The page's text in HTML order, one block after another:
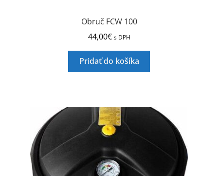
Obruč FCW 100
44,00€ s DPH
Pridať do košíka